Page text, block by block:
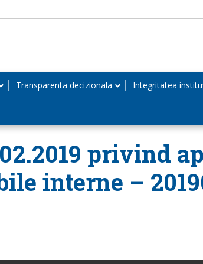
Transparenta decizionala Integritatea
privind
interne –